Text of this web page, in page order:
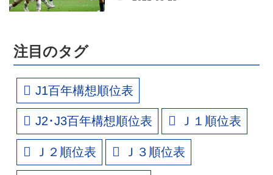
注目のタグ
J1百年構想順位表
J2･J3百年構想順位表 Ｊ１順位表
Ｊ２順位表 Ｊ３順位表